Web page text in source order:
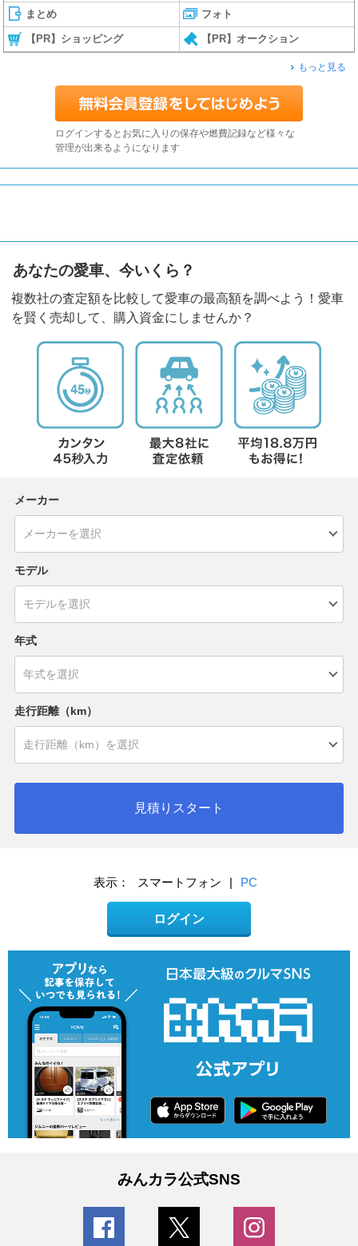
まとめ フォト
【PR】ショッピング 【PR】オークション
もっと見る
ログインするとお気に入りの保存や燃費記録など様々な
管理が出来るようになります
あなたの愛車、今いくら？
複数社の査定額を比較して愛車の最高額を調べよう！愛車
を賢く売却して、購入資金にしませんか？
メーカー
モデル
年式
走行距離（km）
見積りスタート
表示： スマートフォン | PC
ログイン
みんカラ公式SNS